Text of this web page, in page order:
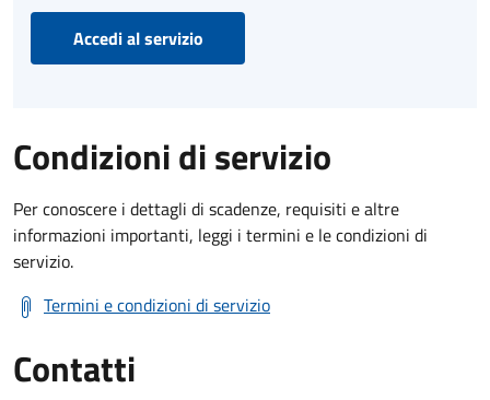
Accedi al servizio
Condizioni di servizio
Per conoscere i dettagli di scadenze, requisiti e altre
informazioni importanti, leggi i termini e le condizioni di
servizio.
Termini e condizioni di servizio
Contatti